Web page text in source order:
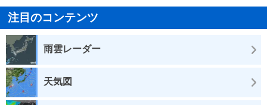
注目のコンテンツ
雨雲レーダー
天気図